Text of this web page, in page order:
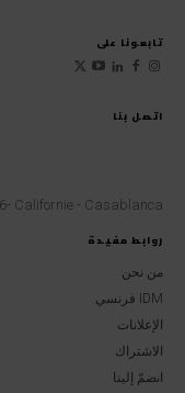
روابط مفيدة
من نحن
IDM فرنسي
الإعلانات
الاشتراك
انضمّ إلينا
اتصل بنا
Californie - Casablanca
تابعونا على